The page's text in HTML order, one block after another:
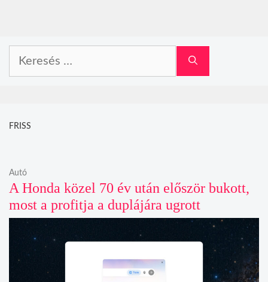
FRISS
A Honda közel 70 év után először bukott,
most a profitja a duplájára ugrott
Autó